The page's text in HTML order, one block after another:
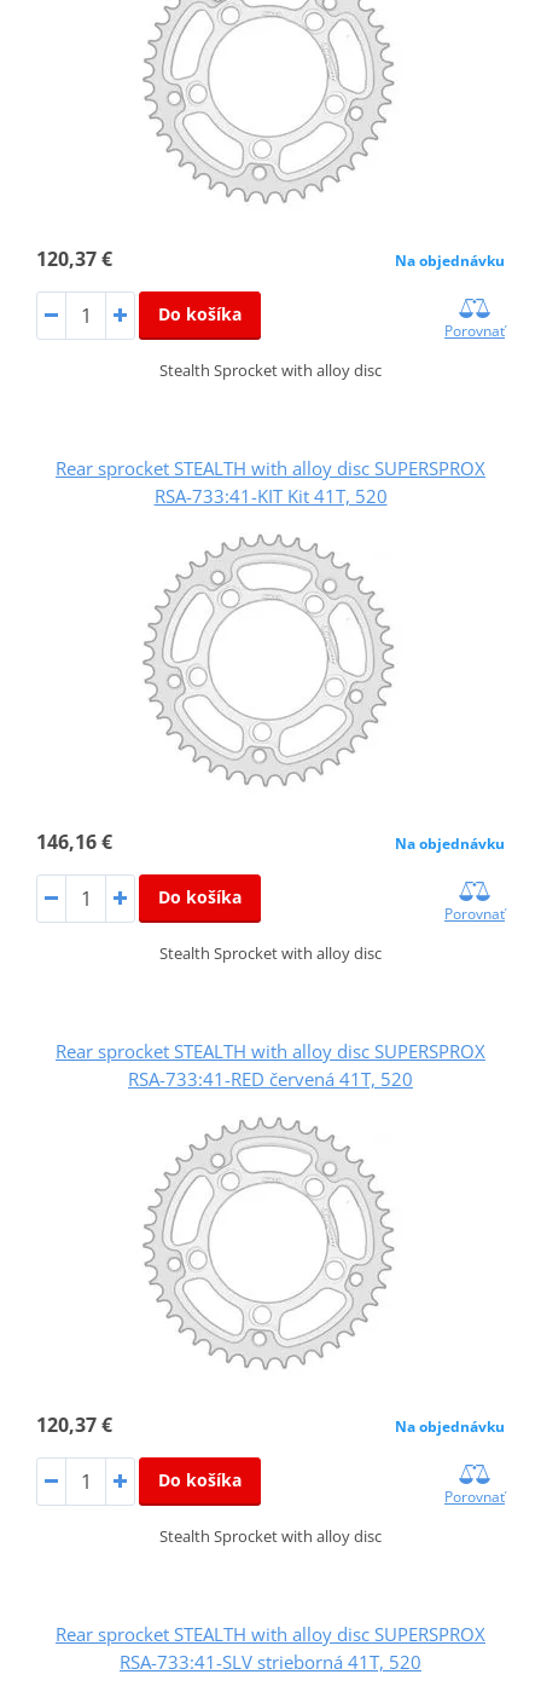
120,37 € Na objednávku
Do košíka
Porovnať
Stealth Sprocket with alloy disc
Rear sprocket STEALTH with alloy disc SUPERSPROX
RSA-733:41-KIT Kit 41T, 520
146,16 € Na objednávku
Do košíka
Porovnať
Stealth Sprocket with alloy disc
Rear sprocket STEALTH with alloy disc SUPERSPROX
RSA-733:41-RED červená 41T, 520
120,37 € Na objednávku
Do košíka
Porovnať
Stealth Sprocket with alloy disc
Rear sprocket STEALTH with alloy disc SUPERSPROX
RSA-733:41-SLV strieborná 41T, 520